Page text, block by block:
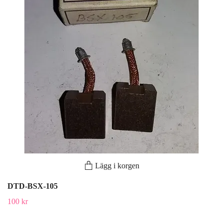
Lägg i korgen
DTD-BSX-105
100 kr